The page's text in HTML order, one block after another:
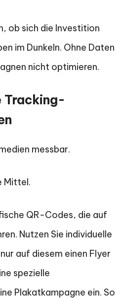
ob sich die Investition
im Dunkeln. Ohne Daten
nicht optimieren.
Tracking-
messbar.
Mittel.
QR-Codes, die auf
Nutzen Sie individuelle
auf diesem einen Flyer
spezielle
Plakatkampagne ein. So